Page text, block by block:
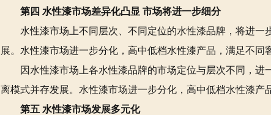
第四 水性漆市场差异化凸显 市场将进一步细分
水性漆市场上不同层次、不同定位的水性漆品牌，将进
展。水性漆市场进一步分化，高中低档水性漆产品，满足不同
因水性漆市场上各水性漆品牌的市场定位与层次不同，
离模式并存发展。水性漆市场进一步分化，高中低档水性漆产
第五 水性漆市场发展多元化